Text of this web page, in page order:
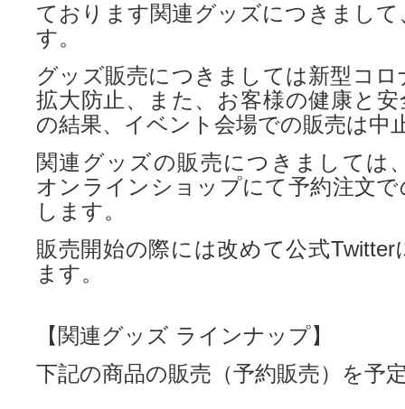
ております関連グッズにつきまし
す。
グッズ販売につきましては新型コ
拡大防止、また、お客様の健康と
の結果、イベント会場での販売は中
関連グッズの販売につきましては
オンラインショップにて予約注文
します。
販売開始の際には改めて公式
ます。
【関連グッズ ラインナップ】
下記の商品の販売（予約販売）を予